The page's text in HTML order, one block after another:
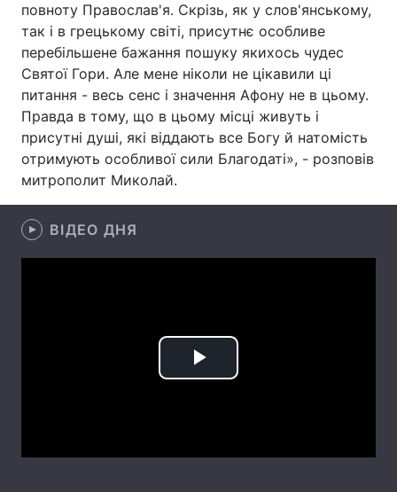
Здоров'я Туризм
Цікавинки Погода
Екологія Регіони
Лонгріди
Інтерв'ю
повноту Православ'я. Скрізь, як у слов'янському,
так і в грецькому світі, присутнє особливе
перебільшене бажання пошуку якихось чудес
Святої Гори. Але мене ніколи не цікавили ці
питання - весь сенс і значення Афону не в цьому.
Правда в тому, що в цьому місці живуть і
присутні душі, які віддають все Богу й натомість
отримують особливої сили Благодаті», - розповів
митрополит Миколай.
ВІДЕО ДНЯ
Play